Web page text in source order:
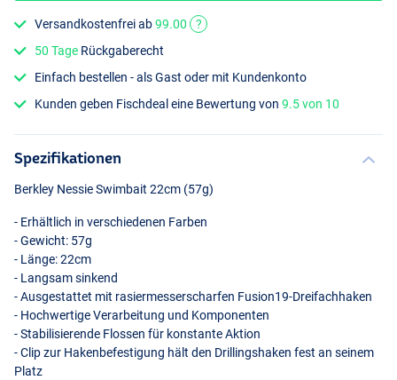
Firetiger
Versandkostenfrei ab99.00
?
50 Tage Rückgaberecht
Einfach bestellen - als Gast oder mit Kundenkonto
Kunden geben Fischdeal eine Bewertung von9.5 von 10
Spezifikationen
Berkley Nessie Swimbait 22cm (57g)
- Erhältlich in verschiedenen Farben
- Gewicht: 57g
- Länge: 22cm
- Langsam sinkend
- Ausgestattet mit rasiermesserscharfen Fusion19-Dreifachhaken
- Hochwertige Verarbeitung und Komponenten
- Stabilisierende Flossen für konstante Aktion
- Clip zur Hakenbefestigung hält den Drillingshaken fest an seinem
Platz